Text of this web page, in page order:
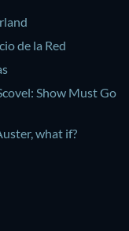
de la Red
Show Must Go
what if?